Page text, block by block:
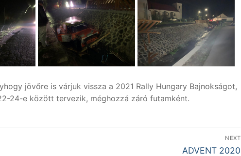
jövőre is várjuk vissza a 2021 Rally Hungary Bajnokságot,
24-e között tervezik, méghozzá záró futamként.
NEXT
Next
ADVENT 2020